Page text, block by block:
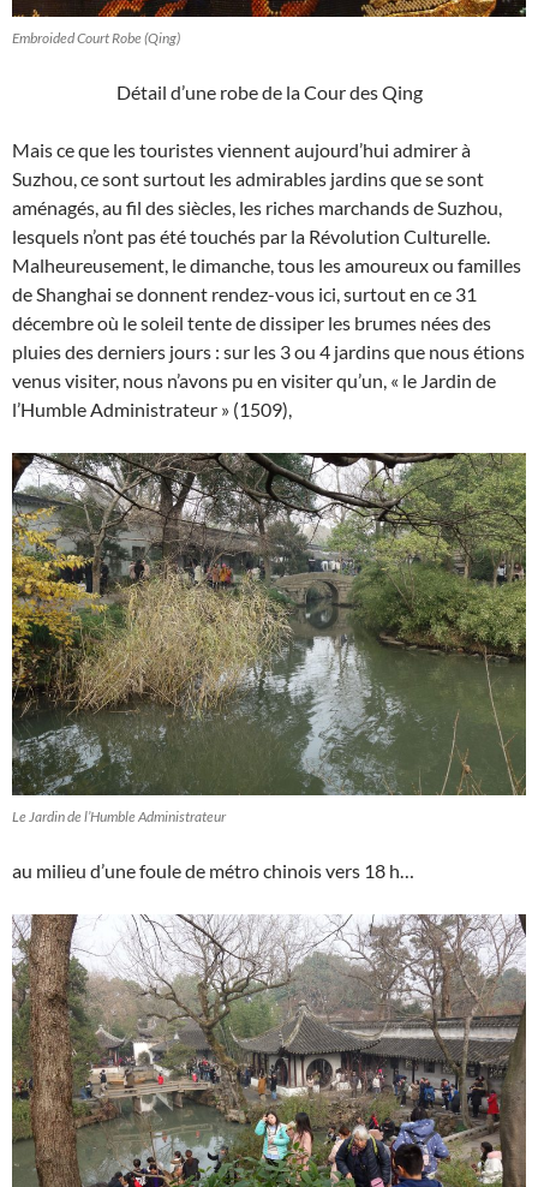
Embroided Court Robe (Qing)
Détail d’une robe de la Cour des Qing
Mais ce que les touristes viennent aujourd’hui admirer à
Suzhou, ce sont surtout les admirables jardins que se sont
aménagés, au fil des siècles, les riches marchands de Suzhou,
lesquels n’ont pas été touchés par la Révolution Culturelle.
Malheureusement, le dimanche, tous les amoureux ou familles
de Shanghai se donnent rendez-vous ici, surtout en ce 31
décembre où le soleil tente de dissiper les brumes nées des
pluies des derniers jours : sur les 3 ou 4 jardins que nous étions
venus visiter, nous n’avons pu en visiter qu’un, « le Jardin de
l’Humble Administrateur » (1509),
Le Jardin de l’Humble Administrateur
au milieu d’une foule de métro chinois vers 18 h…